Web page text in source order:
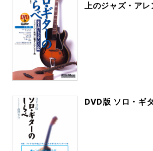
上のジャズ・アレ
DVD版 ソロ・ギ